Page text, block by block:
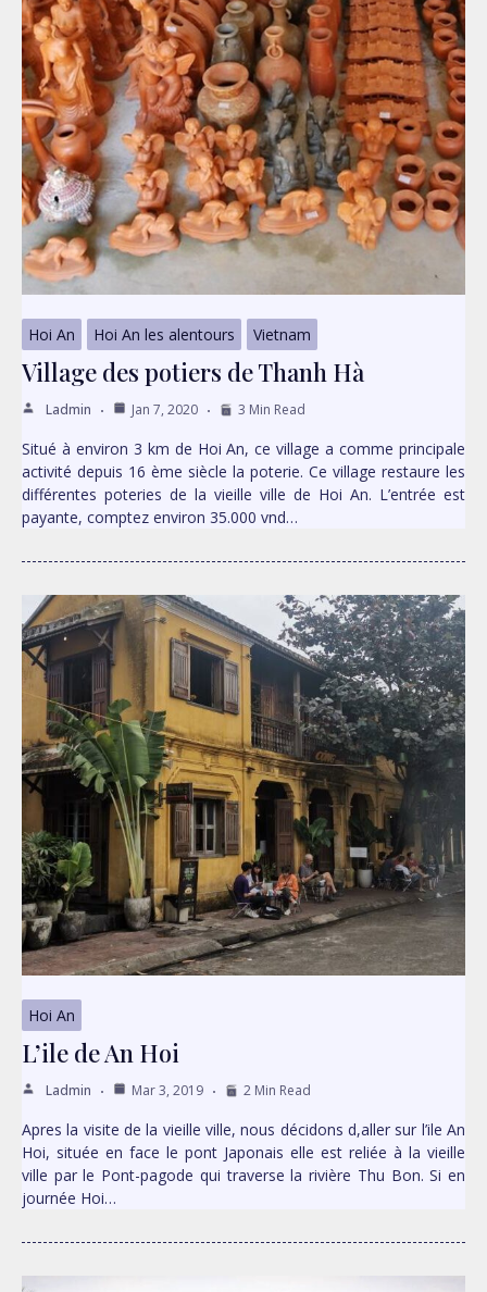
Hoi An Hoi An les alentours Vietnam
Village des potiers de Thanh Hà
Ladmin Jan 7, 2020 3 Min Read
Situé à environ 3 km de Hoi An, ce village a comme principale
activité depuis 16 ème siècle la poterie. Ce village restaure les
différentes poteries de la vieille ville de Hoi An. L’entrée est
payante, comptez environ 35.000 vnd…
Hoi An
L’ile de An Hoi
Ladmin Mar 3, 2019 2 Min Read
Apres la visite de la vieille ville, nous décidons d,aller sur l’ile An
Hoi, située en face le pont Japonais elle est reliée à la vieille
ville par le Pont-pagode qui traverse la rivière Thu Bon. Si en
journée Hoi…